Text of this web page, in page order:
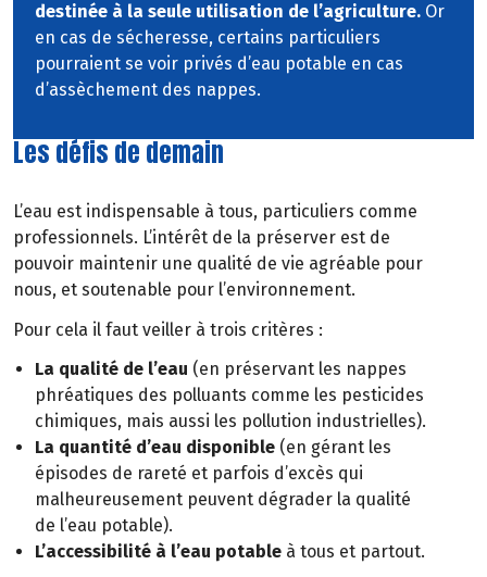
destinée à la seule utilisation de l’agriculture. Or
en cas de sécheresse, certains particuliers
pourraient se voir privés d’eau potable en cas
d’assèchement des nappes.
Les défis de demain
L’eau est indispensable à tous, particuliers comme
professionnels. L’intérêt de la préserver est de
pouvoir maintenir une qualité de vie agréable pour
nous, et soutenable pour l’environnement.
Pour cela il faut veiller à trois critères :
La qualité de l’eau (en préservant les nappes
phréatiques des polluants comme les pesticides
chimiques, mais aussi les pollution industrielles).
La quantité d’eau disponible (en gérant les
épisodes de rareté et parfois d’excès qui
malheureusement peuvent dégrader la qualité
de l’eau potable).
L’accessibilité à l’eau potable à tous et partout.